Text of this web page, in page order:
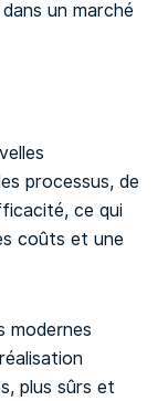
un marché
processus, de
ce qui
coûts et une
modernes
plus sûrs et